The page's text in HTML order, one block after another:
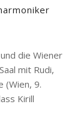
die Wiener
mit Rudi,
(Wien, 9.
Kirill